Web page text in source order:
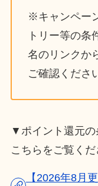
※キャンペー
トリー等の条
名のリンクか
ご確認くださ
▼ポイント還元の
こちらをご覧くだ
【2026年8月